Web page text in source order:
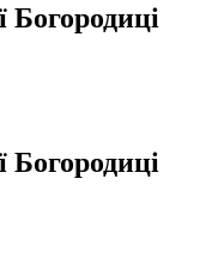
Богородиці
Богородиці